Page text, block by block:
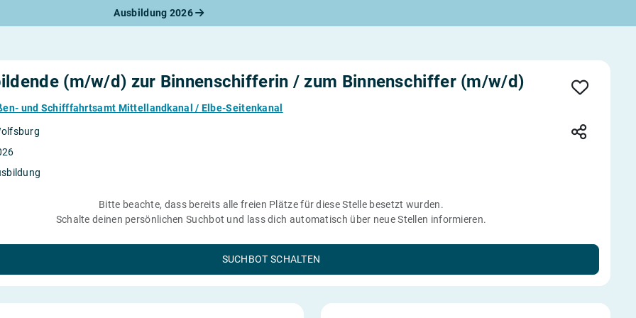
Ausbildung 2026
Bewerbung
Check
(m/w/d) zur Binnenschifferin / zum Binnenschiffer (m/w/d)
und Schifffahrtsamt Mittellandkanal / Elbe-Seitenkanal
Bitte beachte, dass bereits alle freien Plätze für diese Stelle besetzt wurden.
Schalte deinen persönlichen Suchbot und lass dich automatisch über neue Stellen informieren.
SUCHBOT SCHALTEN